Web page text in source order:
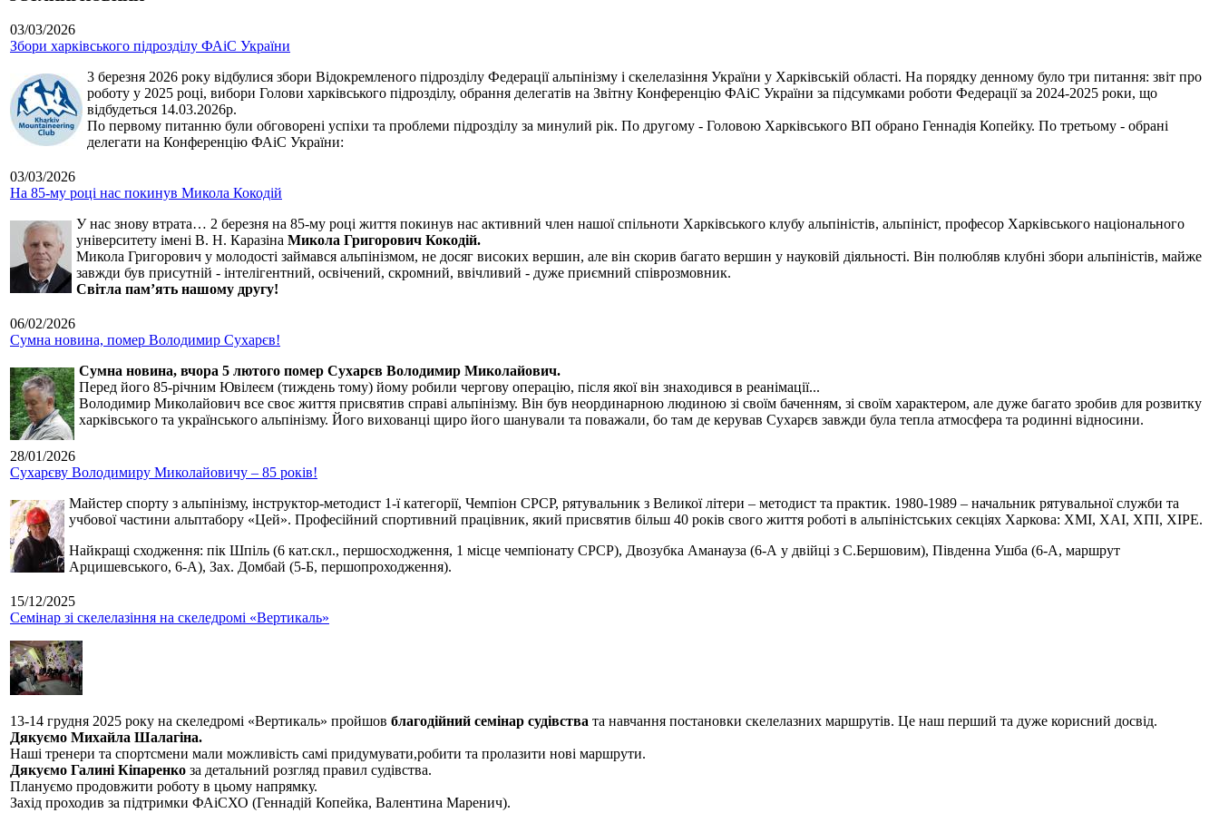
03/03/2026
Збори харківського підрозділу ФАіС України
3 березня 2026 року відбулися збори Відокремленого підрозділу Федерації альпінізму і скелелазіння України у Харківській області. На порядку денному було три питання: звіт про
роботу у 2025 році, вибори Голови харківського підрозділу, обрання делегатів на Звітну Конференцію ФАіС України за підсумками роботи Федерації за 2024-2025 роки, що
відбудеться 14.03.2026р.
По первому питанню були обговорені успіхи та проблеми підрозділу за минулий рік. По другому - Головою Харківського ВП обрано Геннадія Копейку. По третьому - обрані
делегати на Конференцію ФАіС України:
03/03/2026
На 85-му році нас покинув Микола Кокодій
У нас знову втрата… 2 березня на 85-му році життя покинув нас активний член нашої спільноти Харківського клубу альпіністів, альпініст, професор Харківського національного
університету імені В. Н. Каразіна Микола Григорович Кокодій.
Микола Григорович у молодості займався альпінізмом, не досяг високих вершин, але він скорив багато вершин у науковій діяльності. Він полюбляв клубні збори альпіністів, майже
завжди був присутній - інтелігентний, освічений, скромний, ввічливий - дуже приємний співрозмовник.
Світла пам’ять нашому другу!
06/02/2026
Сумна новина, помер Володимир Сухарєв!
Сумна новина, вчора 5 лютого помер Сухарєв Володимир Миколайович.
Перед його 85-річним Ювілеєм (тиждень тому) йому робили чергову операцію, після якої він знаходився в реанімації...
Володимир Миколайович все своє життя присвятив справі альпінізму. Він був неординарною людиною зі своїм баченням, зі своїм характером, але дуже багато зробив для розвитку
харківського та українського альпінізму. Його вихованці щиро його шанували та поважали, бо там де керував Сухарєв завжди була тепла атмосфера та родинні відносини.
28/01/2026
Сухарєву Володимиру Миколайовичу – 85 років!
Майстер спорту з альпінізму, інструктор-методист 1-ї категорії, Чемпіон СРСР, рятувальник з Великої літери – методист та практик. 1980-1989 – начальник рятувальної служби та
учбової частини альптабору «Цей». Професійний спортивний працівник, який присвятив більш 40 років свого життя роботі в альпіністських секціях Харкова: ХМІ, ХАІ, ХПІ, ХІРЕ.
Найкращі сходження: пік Шпіль (6 кат.скл., першосходження, 1 місце чемпіонату СРСР), Двозубка Аманауза (6-А у двійці з С.Бершовим), Південна Ушба (6-А, маршрут
Арцишевського, 6-А), Зах. Домбай (5-Б, першопроходження).
15/12/2025
Семінар зі скелелазіння на скеледромі «Вертикаль»
13-14 грудня 2025 року на скеледромі «Вертикаль» пройшов благодійний семінар судівства та навчання постановки скелелазних маршрутів. Це наш перший та дуже корисний досвід.
Дякуємо Михайла Шалагіна.
Наші тренери та спортсмени мали можливість самі придумувати,робити та пролазити нові маршрути.
Дякуємо Галині Кіпаренко за детальний розгляд правил судівства.
Плануємо продовжити роботу в цьому напрямку.
Захід проходив за підтримки ФАіСХО (Геннадій Копейка, Валентина Маренич).